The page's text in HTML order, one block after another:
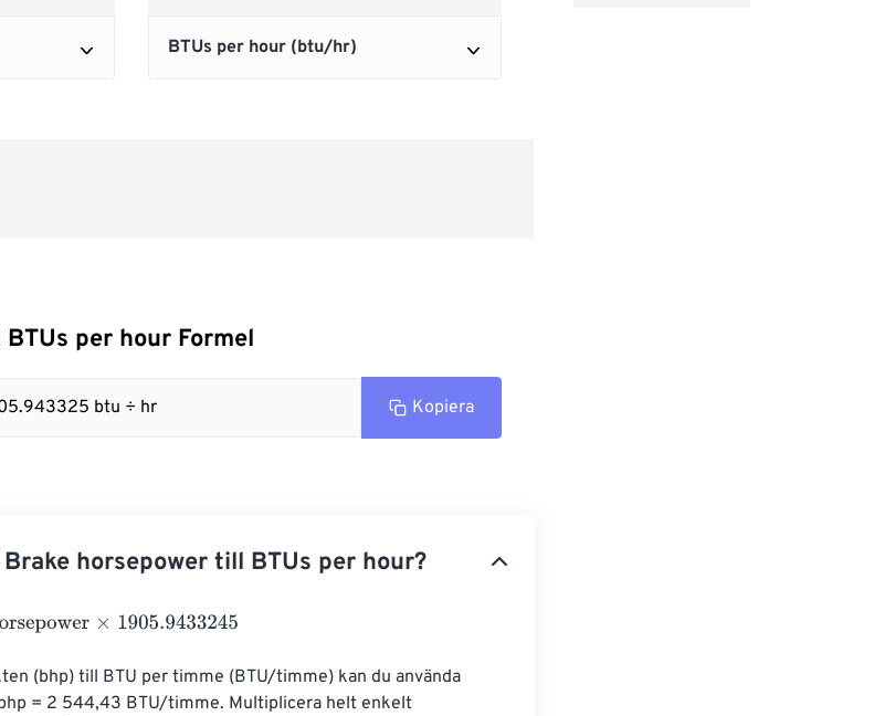
per hour Formel
btu ÷ hr Kopiera
horsepower till BTUs per hour?
×1905.9433245
(bhp) till BTU per timme (BTU/timme) kan du använda
= 2 544,43 BTU/timme. Multiplicera helt enkelt